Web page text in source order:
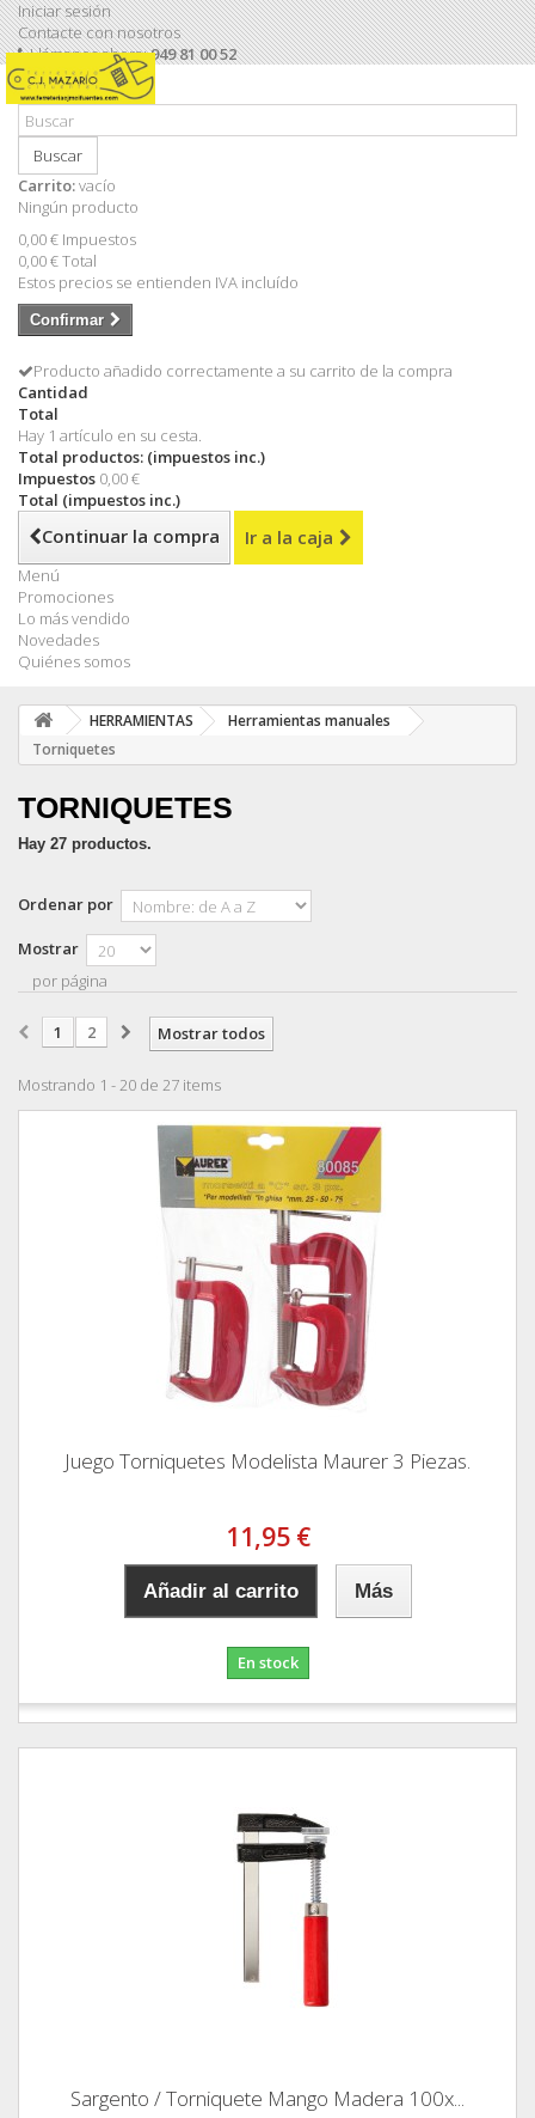
Iniciar sesión
Contacte con nosotros
Llámanos ahora:949 81 00 52
Buscar
Carrito:vacío
Ningún producto
0,00 € Impuestos
0,00 €Total
Estos precios se entienden IVA incluído
Confirmar
Producto añadido correctamente a su carrito de la compra
Cantidad
Total
Hay 1 artículo en su cesta.
Total productos: (impuestos inc.)
Impuestos 0,00 €
Total (impuestos inc.)
Continuar la compra Ir a la caja
Menú
Promociones
Lo más vendido
Novedades
Quiénes somos
HERRAMIENTAS
Herramientas manuales
Torniquetes
TORNIQUETES
Hay 27 productos.
Ordenar por
Mostrar
por página
Mostrar todos
1 2
Mostrando 1 - 20 de 27 items
Juego Torniquetes Modelista Maurer 3 Piezas.
11,95 €
Añadir al carrito Más
En stock
Sargento / Torniquete Mango Madera 100x...